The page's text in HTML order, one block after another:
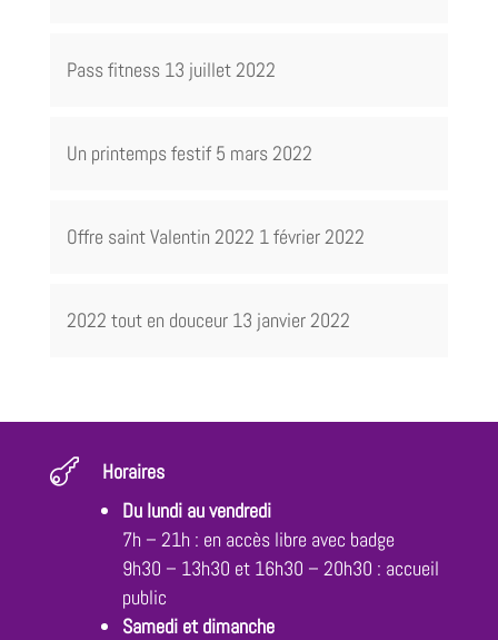
Pass fitness 13 juillet 2022
Un printemps festif 5 mars 2022
Offre saint Valentin 2022 1 février 2022
2022 tout en douceur 13 janvier 2022

Horaires
Du lundi au vendredi
7h – 21h : en accès libre avec badge
9h30 – 13h30 et 16h30 – 20h30 : accueil
public
Samedi et dimanche